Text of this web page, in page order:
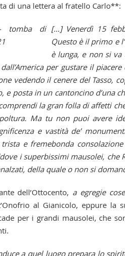
di una lettera al fratello Carlo**:
[…] Venerdì 15
Questo è il primo e
è lunga, e non si
per gustare il
vedendo il cenere del Tasso,
e posta in un cantoncino d’una
la gran folla di affetti
Ma tu non puoi avere
e vastità de’
e fremebonda
i superbissimi mausolei, che
della quale o non si
dell’Ottocento, a egregie
al Gianicolo, eppure
per i grandi mausolei, che
a quel luogo prepara lo